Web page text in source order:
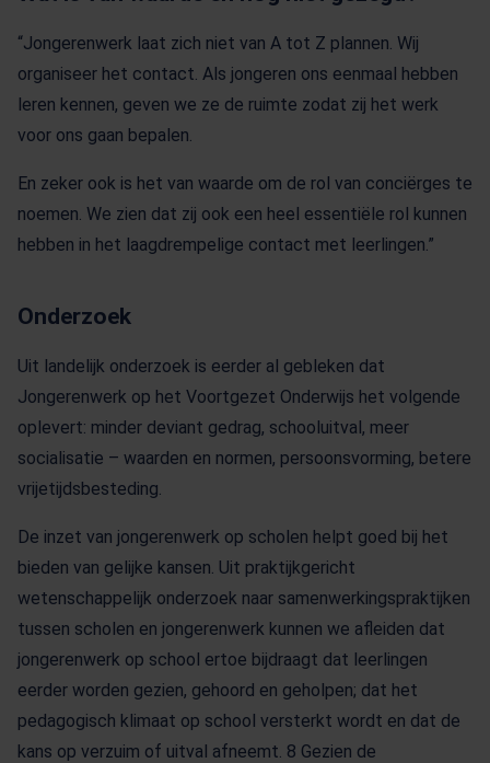
“Jongerenwerk laat zich niet van A tot Z plannen. Wij
organiseer het contact. Als jongeren ons eenmaal hebben
leren kennen, geven we ze de ruimte zodat zij het werk
voor ons gaan bepalen.
En zeker ook is het van waarde om de rol van conciërges te
noemen. We zien dat zij ook een heel essentiële rol kunnen
hebben in het laagdrempelige contact met leerlingen.”
Onderzoek
Uit landelijk onderzoek is eerder al gebleken dat
Jongerenwerk op het Voortgezet Onderwijs het volgende
oplevert: minder deviant gedrag, schooluitval, meer
socialisatie – waarden en normen, persoonsvorming, betere
vrijetijdsbesteding.
De inzet van jongerenwerk op scholen helpt goed bij het
bieden van gelijke kansen. Uit praktijkgericht
wetenschappelijk onderzoek naar samenwerkingspraktijken
tussen scholen en jongerenwerk kunnen we afleiden dat
jongerenwerk op school ertoe bijdraagt dat leerlingen
eerder worden gezien, gehoord en geholpen; dat het
pedagogisch klimaat op school versterkt wordt en dat de
kans op verzuim of uitval afneemt. 8 Gezien de